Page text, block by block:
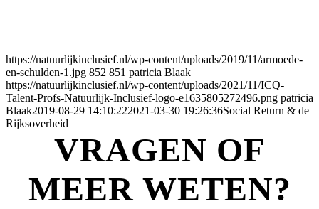
https://natuurlijkinclusief.nl/wp-content/uploads/2019/11/armoede-
en-schulden-1.jpg 852 851 patricia Blaak
https://natuurlijkinclusief.nl/wp-content/uploads/2021/11/ICQ-
Talent-Profs-Natuurlijk-Inclusief-logo-e1635805272496.png patricia
Blaak2019-08-29 14:10:222021-03-30 19:26:36Social Return & de
Rijksoverheid
VRAGEN OF
MEER WETEN?